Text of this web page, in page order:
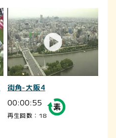
街角-大阪4
00:00:55
再生回数：18